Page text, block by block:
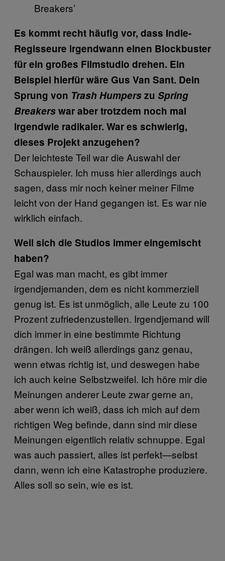
Breakers’
Es kommt recht häufig vor, dass Indie-
Regisseure irgendwann einen Blockbuster
für ein großes Filmstudio drehen. Ein
Beispiel hierfür wäre Gus Van Sant. Dein
Sprung von Trash Humperszu Spring
Breakerswar aber trotzdem noch mal
irgendwie radikaler. War es schwierig,
dieses Projekt anzugehen?
Der leichteste Teil war die Auswahl der
Schauspieler. Ich muss hier allerdings auch
sagen, dass mir noch keiner meiner Filme
leicht von der Hand gegangen ist. Es war nie
wirklich einfach.
Weil sich die Studios immer eingemischt
haben?
Egal was man macht, es gibt immer
irgendjemanden, dem es nicht kommerziell
genug ist. Es ist unmöglich, alle Leute zu 100
Prozent zufriedenzustellen. Irgendjemand will
dich immer in eine bestimmte Richtung
drängen. Ich weiß allerdings ganz genau,
wenn etwas richtig ist, und deswegen habe
ich auch keine Selbstzweifel. Ich höre mir die
Meinungen anderer Leute zwar gerne an,
aber wenn ich weiß, dass ich mich auf dem
richtigen Weg befinde, dann sind mir diese
Meinungen eigentlich relativ schnuppe. Egal
was auch passiert, alles ist perfekt—selbst
dann, wenn ich eine Katastrophe produziere.
Alles soll so sein, wie es ist.